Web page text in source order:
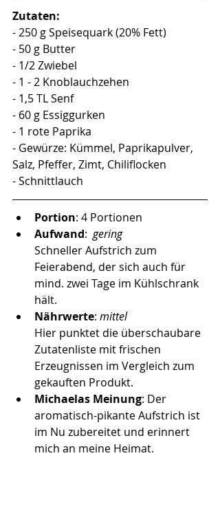
Zutaten:
- 250 g Speisequark (20% Fett)
- 50 g Butter
- 1/2 Zwiebel
- 1 - 2 Knoblauchzehen
- 1,5 TL Senf
- 60 g Essiggurken
- 1 rote Paprika
- Gewürze: Kümmel, Paprikapulver,
Salz, Pfeffer, Zimt, Chiliflocken
- Schnittlauch
Portion: 4 Portionen
Aufwand: gering
Schneller Aufstrich zum
Feierabend, der sich auch für
mind. zwei Tage im Kühlschrank
hält.
Nährwerte: mittel
Hier punktet die überschaubare
Zutatenliste mit frischen
Erzeugnissen im Vergleich zum
gekauften Produkt.
Michaelas Meinung: Der
aromatisch-pikante Aufstrich ist
im Nu zubereitet und erinnert
mich an meine Heimat.